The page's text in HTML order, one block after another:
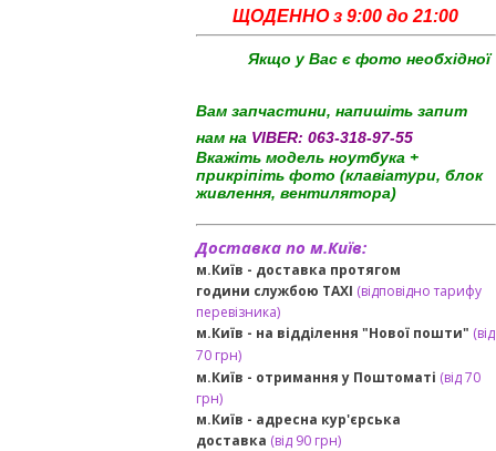
ЩОДЕННО з 9:00 до 21:00
Якщо у Вас є фото необхідної
Вам запчастини, напишіть запит
нам на VIBER: 063-318-97-55
Вкажіть модель ноутбука +
прикріпіть фото (клавіатури, блок
живлення, вентилятора)
Доставка по м.Київ:
м.Київ - доставка протягом
години службою TAXI (відповідно тарифу
перевізника)
м.Київ - на відділення "Нової пошти" (від
70 грн)
м.Київ - отримання у Поштоматі (від 70
грн)
м.Київ - адресна кур'єрська
доставка (від90 грн)